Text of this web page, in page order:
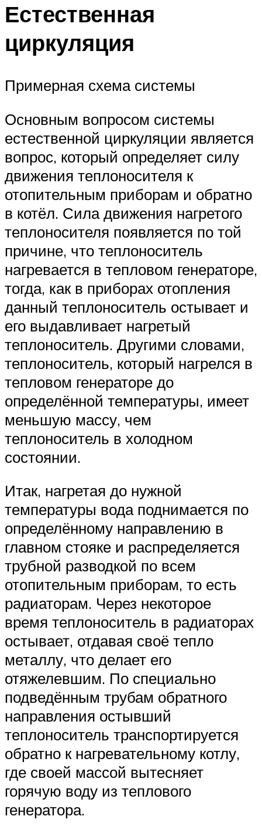
Естественная
циркуляция
Примерная схема системы
Основным вопросом системы
естественной циркуляции является
вопрос, который определяет силу
движения теплоносителя к
отопительным приборам и обратно
в котёл. Сила движения нагретого
теплоносителя появляется по той
причине, что теплоноситель
нагревается в тепловом генераторе,
тогда, как в приборах отопления
данный теплоноситель остывает и
его выдавливает нагретый
теплоноситель. Другими словами,
теплоноситель, который нагрелся в
тепловом генераторе до
определённой температуры, имеет
меньшую массу, чем
теплоноситель в холодном
состоянии.
Итак, нагретая до нужной
температуры вода поднимается по
определённому направлению в
главном стояке и распределяется
трубной разводкой по всем
отопительным приборам, то есть
радиаторам. Через некоторое
время теплоноситель в радиаторах
остывает, отдавая своё тепло
металлу, что делает его
отяжелевшим. По специально
подведённым трубам обратного
направления остывший
теплоноситель транспортируется
обратно к нагревательному котлу,
где своей массой вытесняет
горячую воду из теплового
генератора.